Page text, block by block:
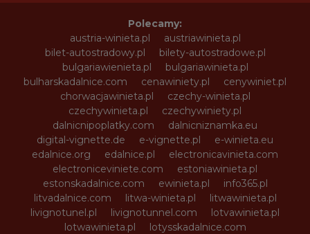
Polecamy:
austria-winieta.pl
austriawinieta.pl
bilet-autostradowy.pl
bilety-autostradowe.pl
bulgariawienieta.pl
bulgariawinieta.pl
bulharskadalnice.com
cenawiniety.pl
cenywiniet.pl
chorwacjawinieta.pl
czechy-winieta.pl
czechywinieta.pl
czechywiniety.pl
dalnicnipoplatky.com
dalnicniznamka.eu
digital-vignette.de
e-vignette.pl
e-winieta.eu
edalnice.org
edalnice.pl
electronicavinieta.com
electroniceviniete.com
estoniawinieta.pl
estonskadalnice.com
ewinieta.pl
info365.pl
litvadalnice.com
litwa-winieta.pl
litwawinieta.pl
livignotunel.pl
livignotunnel.com
lotvawinieta.pl
lotwawinieta.pl
lotysskadalnice.com